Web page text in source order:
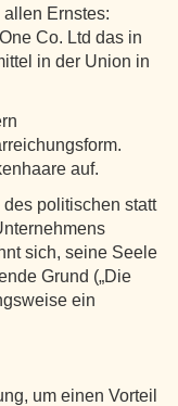
Ernstes:
Co. Ltd das in
in der Union in
auf.
politischen statt
sich, seine Seele
Grund („Die
ein
um einen Vorteil